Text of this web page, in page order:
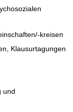
kreisen
Klausurtagungen
und